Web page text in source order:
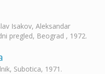
Isakov, Aleksandar
pregled, Beograd , 1972.
Subotica, 1971.